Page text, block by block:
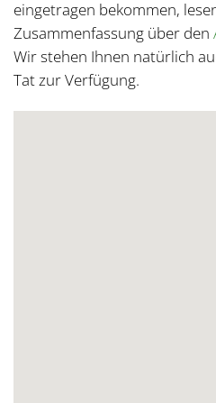
eingetragen bekommen,
Zusammenfassung über den
Wir stehen Ihnen natürlich
Tat zur Verfügung.